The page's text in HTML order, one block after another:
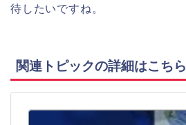
待したいですね。
関連トピックの詳細はこちら